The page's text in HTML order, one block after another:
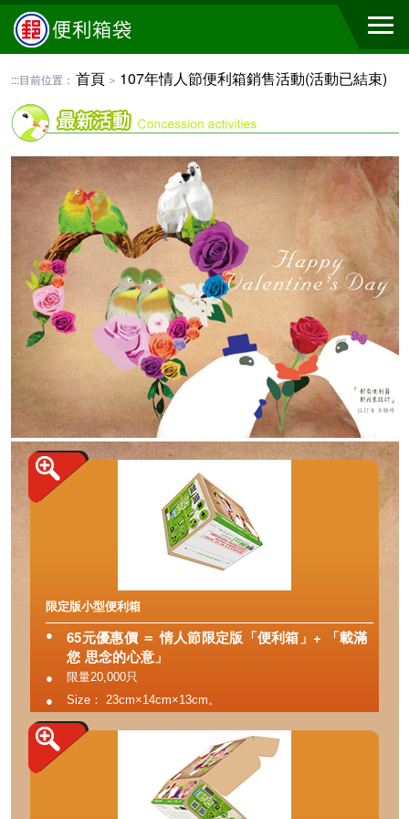
:::目前位置： 首頁 ＞ 107年情人節便利箱銷售活動(活動已結束)
限定版小型便利箱
●
65元優惠價 ＝ 情人節限定版「便利箱」+ 「載滿
您 思念的心意」
●
限量20,000只
●
Size： 23cm×14cm×13cm。